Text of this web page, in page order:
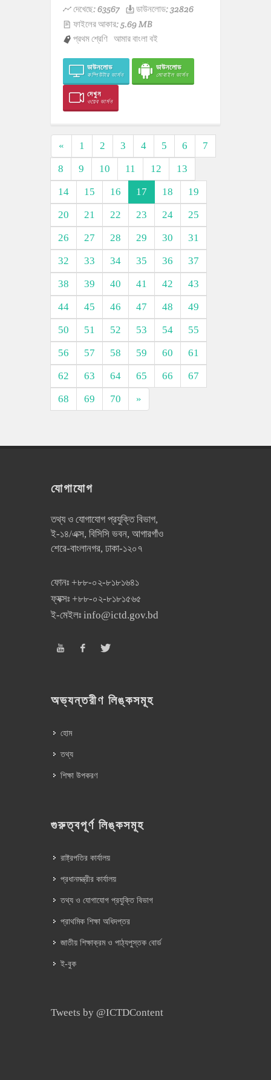
দেখেছে: 63567
ডাউনলোড: 32826
ফাইলের আকার: 5.69 MB
প্রথম শ্রেণি আমার বাংলা বই
ডাউনলোড
কম্পিউটার ভার্সন
ডাউনলোড
মোবাইল ভার্সন
দেখুন
ওয়েব ভার্সন
« 1 2 3 4 5 6
7
8
9 10 11 12
13
14
15 16 17 18
19
20
21 22 23 24
25
26
27 28 29 30
31
32
33 34 35 36
37
38
39 40 41 42
43
44
45 46 47 48
49
50
51 52 53 54
55
56
57 58 59 60
61
62
63 64 65 66
67
68
69 70 »
যোগাযোগ
তথ্য ও যোগাযোগ প্রযুক্তি বিভাগ,
ই-১৪/এক্স, বিসিসি ভবন, আগারগাঁও
শেরে-বাংলানগর, ঢাকা-১২০৭
ফোনঃ +৮৮-০২-৮১৮১৬৪১
ফ্যক্সঃ +৮৮-০২-৮১৮১৫৬৫
ই-মেইলঃ info@ictd.gov.bd
অভ্যন্তরীণ লিঙ্কসমূহ
হোম
তথ্য
শিক্ষা উপকরণ
গুরুত্বপূর্ণ লিঙ্কসমূহ
রাষ্ট্রপতির কার্যালয়
প্রধানমন্ত্রীর কার্যালয়
তথ্য ও যোগাযোগ প্রযুক্তি বিভাগ
প্রাথমিক শিক্ষা অধিদপ্তর
জাতীয় শিক্ষাক্রম ও পাঠ্যপুস্তক বোর্ড
ই-বুক
Tweets by @ICTDContent